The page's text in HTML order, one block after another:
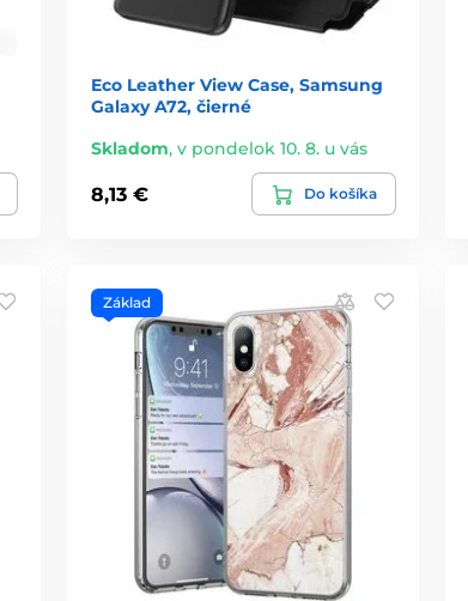
Eco Leather View Case, Samsung
Galaxy A72, čierné
Skladom, v pondelok 10. 8. u vás
8,13 € Do košíka
Základ